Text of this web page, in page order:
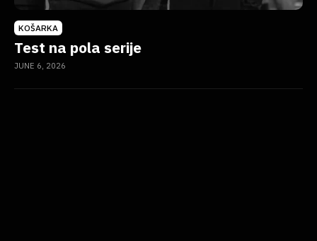
KOŠARKA
Test na pola serije
JUNE 6, 2026